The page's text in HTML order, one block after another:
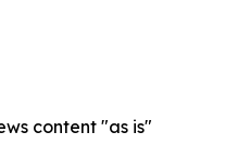
content "as is"